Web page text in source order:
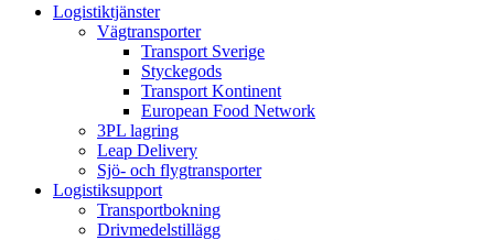
Logistiktjänster
Vägtransporter
Transport Sverige
Styckegods
Transport Kontinent
European Food Network
3PL lagring
Leap Delivery
Sjö- och flygtransporter
Logistiksupport
Transportbokning
Drivmedelstillägg